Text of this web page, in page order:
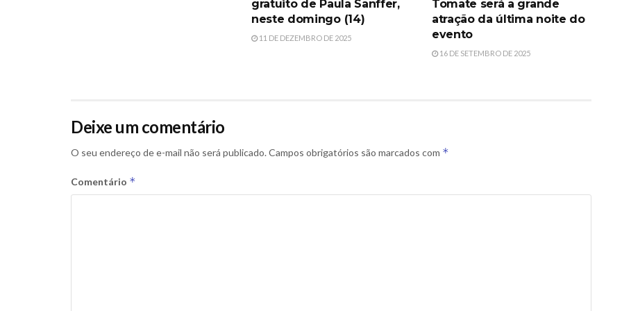
gratuito de Paula Sanffer,
neste domingo (14)
11 DE DEZEMBRO DE 2025
Tomate será a grande
atração da última noite do
evento
16 DE SETEMBRO DE 2025
Deixe um comentário
O seu endereço de e-mail não será publicado. Campos obrigatórios são marcados com *
Comentário *